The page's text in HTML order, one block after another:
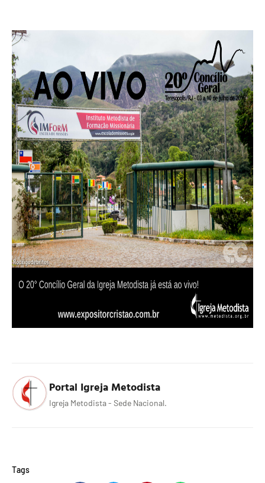
Portal Igreja Metodista
Igreja Metodista - Sede Nacional.
Tags